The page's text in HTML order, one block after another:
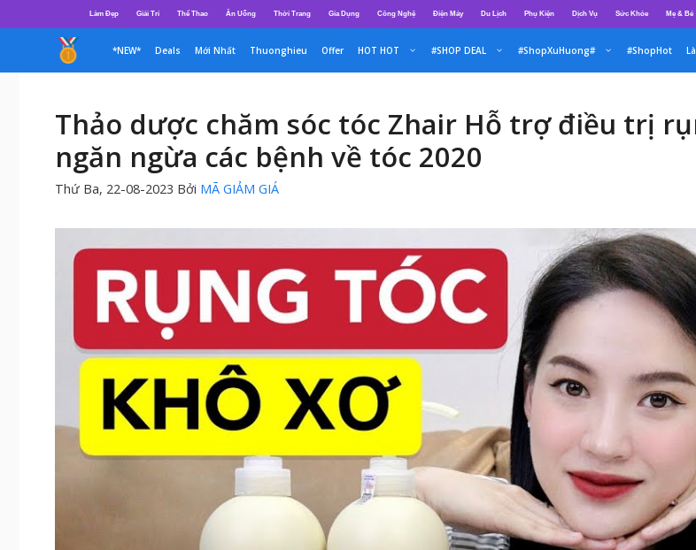
đến
dung
Làm Đẹp Giải Trí Thể Thao Ăn Uống Thời Trang Gia Dụng Công Nghệ Điện Máy Du Lịch Phụ Kiện Dịch Vụ Sức Khỏe Mẹ & Bé
*NEW* Deals Mới Nhất Thuonghieu Offer HOT HOT #SHOP DEAL #ShopXuHuong# #ShopHot
Thảo dược chăm sóc tóc Zhair Hỗ trợ điều trị
ngăn ngừa các bệnh về tóc 2020
Thứ Ba, 22-08-2023 Bởi MÃ GIẢM GIÁ